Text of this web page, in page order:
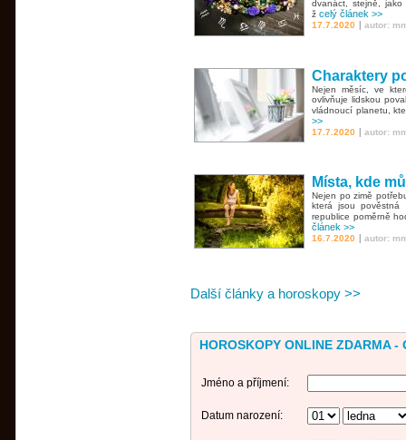
dvanáct, stejně,
ž celý článek >>
17.7.2020 | autor:
Charaktery
Nejen měsíc, ve
ovlivňuje lidskou
vládnoucí planetu,
>>
17.7.2020 | autor:
Místa, kde
Nejen po zimě
která jsou pověstná
republice poměrně
článek >>
16.7.2020 | autor:
Další články a horoskopy >>
HOROSKOPY ONLINE ZDARMA
Jméno a příjmení:
Datum narození: